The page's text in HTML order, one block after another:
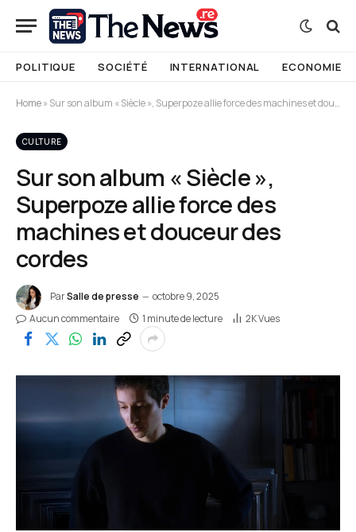
POLITIQUE SOCIÉTÉ INTERNATIONAL ECONOMIE
Home»Sur son album « Siècle », Superpoze allie force des machines et douceur des cordes
CULTURE
Sur son album « Siècle »,
Superpoze allie force des
machines et douceur des
cordes
ParSalle de presse
octobre 9, 2025
Aucun commentaire
1 minute de lecture 2KVues